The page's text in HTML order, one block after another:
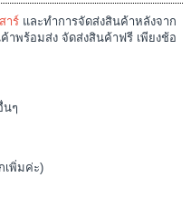
าร์ และทำการจัดส่งสินค้าหลังจาก
าพร้อมส่ง จัดส่งสินค้าฟรี เพียงช้อ
นๆ
เพิ่มค่ะ)